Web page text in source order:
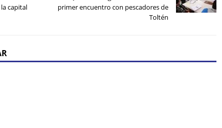
capital
primer encuentro con pescadores de
Toltén